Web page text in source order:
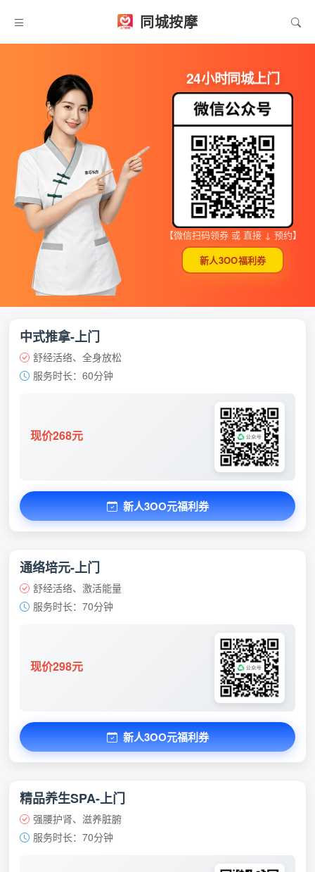
同城按摩
24小时同城上门
【微信扫码领券 或 直接 ↓ 预约】
新人3OO福利券
中式推拿-上门
舒经活络、全身放松
服务时长：60分钟
现价268元
新人3OO元福利券
通络培元-上门
舒经活络、激活能量
服务时长：70分钟
现价298元
新人3OO元福利券
精品养生SPA-上门
强腰护肾、滋养脏腑
服务时长：70分钟